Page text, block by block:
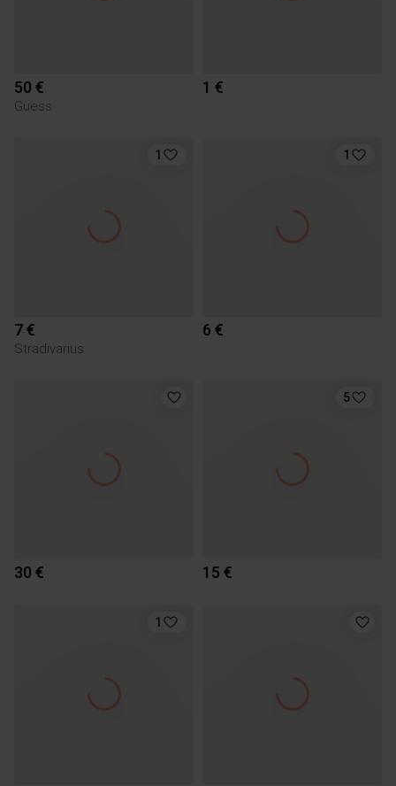
50 €
Guess
1 €
1
7 €
Stradivarius
1
6 €
30 €
5
15 €
1